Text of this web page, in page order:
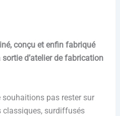
conçu et enfin fabriqué
d’atelier de fabrication
pas rester sur
classiques, surdiffusés